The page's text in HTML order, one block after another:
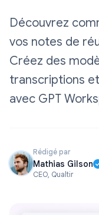
Découvrez
vos notes de
Créez des
transcriptions
avec GPT
Rédigé par
Mathias Gilson
CEO, Qualtir